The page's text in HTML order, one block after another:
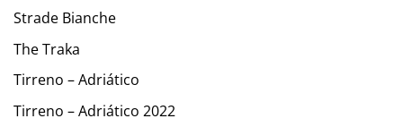
Strade Bianche
The Traka
Tirreno – Adriático
Tirreno – Adriático 2022